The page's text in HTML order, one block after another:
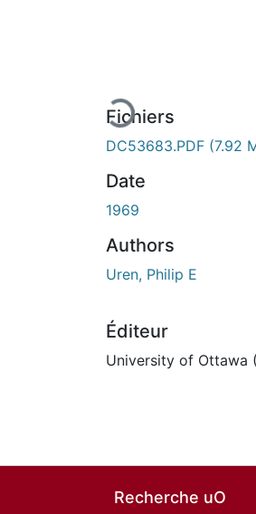
Fichiers
DC53683.PDF (7.92
Date
1969
Authors
Uren, Philip E
Éditeur
University of Ottawa
Recherche uO